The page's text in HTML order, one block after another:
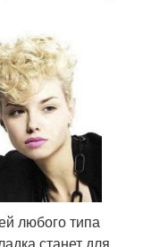
любого типа